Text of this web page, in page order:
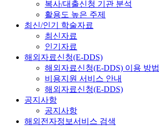
복사/대출신청 기관 분석
활용도 높은 주제
최신/인기 학술자료
최신자료
인기자료
해외자료신청(E-DDS)
해외자료신청(E-DDS) 이용 방법
비용지원 서비스 안내
해외자료신청(E-DDS)
공지사항
공지사항
해외전자정보서비스 검색